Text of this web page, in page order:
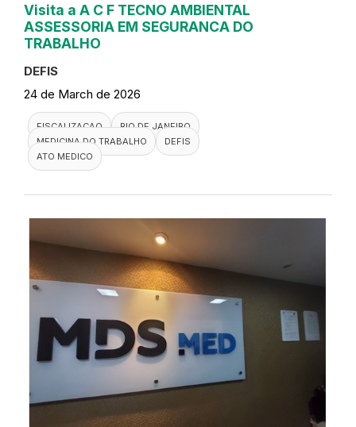
Visita a A C F TECNO AMBIENTAL
ASSESSORIA EM SEGURANCA DO
TRABALHO
DEFIS
24 de March de 2026
FISCALIZACAO
RIO DE JANEIRO
MEDICINA DO TRABALHO
DEFIS
ATO MEDICO